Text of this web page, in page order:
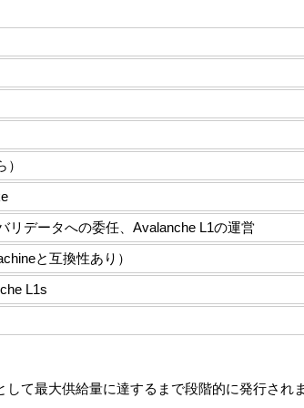
リデータへの委任、Avalanche L1の運営
と互換性あり）
L1s
て最大供給量に達するまで段階的に発行され